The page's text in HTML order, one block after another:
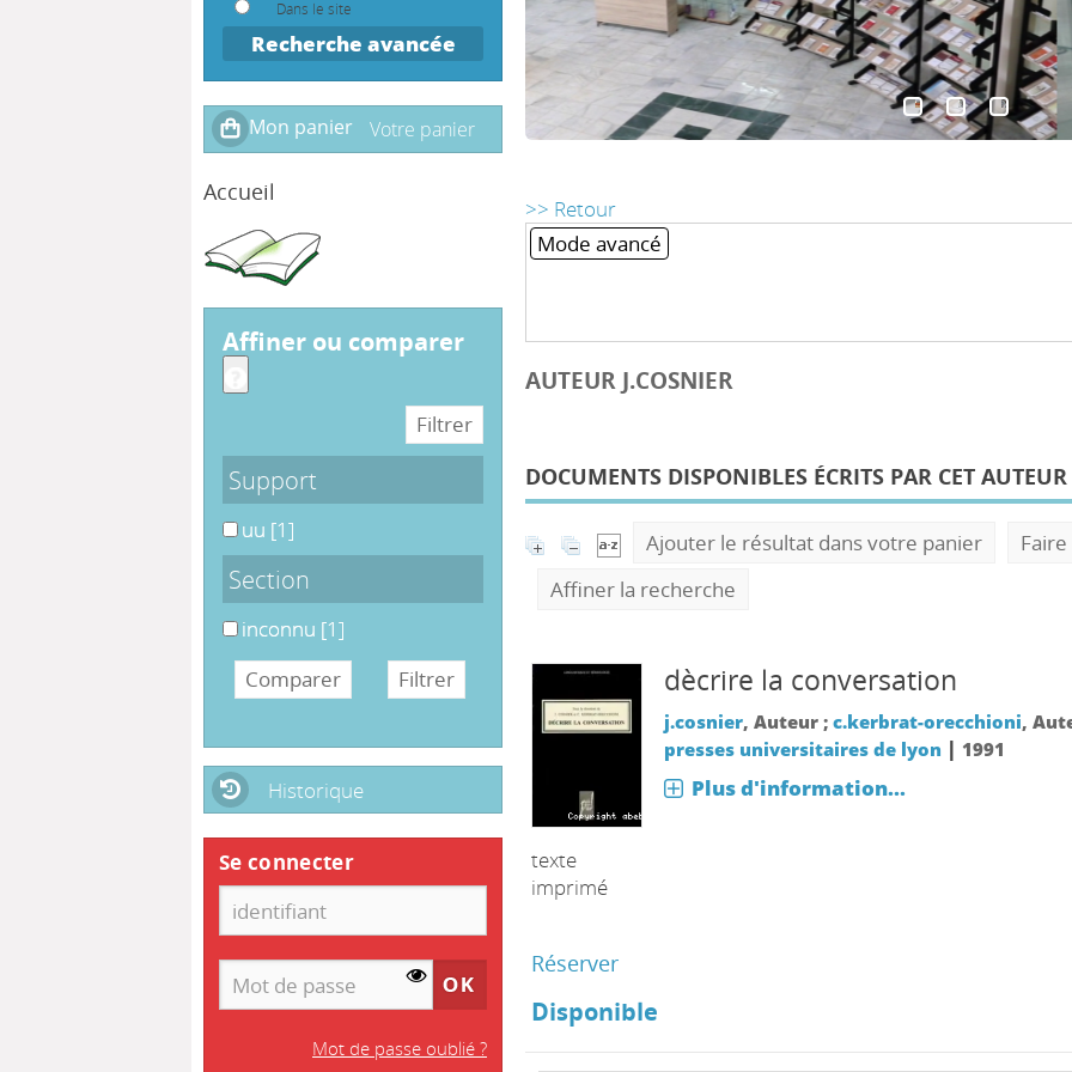
>> Retour
Mode avancé
AUTEUR J.COSNIER
DOCUMENTS DISPONIBLES ÉCRITS PAR CET
Ajouter le résultat dans votre panier
Affiner la recherche
texte
imprimé
dècrire la conversation
j.cosnier, Auteur ; c.kerbrat-orecchioni,
presses universitaires de lyon | 1991
Plus d'information...
Réserver
Disponible
Dans le site
Recherche avancée
Accueil
affiner ou comparer
Support
uuuu [1]
Section
inconnu
inconnu [1]
Historique
Se connecter
Mot de passe oublié ?